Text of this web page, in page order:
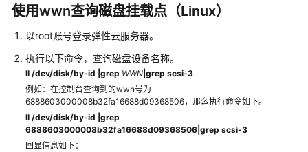
更
安
排
资
使用wwn查询磁盘挂载点（Linux）
以root账号登录弹性云服务器。
执行以下命令，查询磁盘设备名称。
ll /dev/disk/by-id |grep WWN |grep scsi-3
例如：在控制台查询到的wwn号为
6888603000008b32fa16688d09368506，那么执行命令如下。
ll /dev/disk/by-id |grep
6888603000008b32fa16688d09368506|grep scsi-3
回显信息如下：